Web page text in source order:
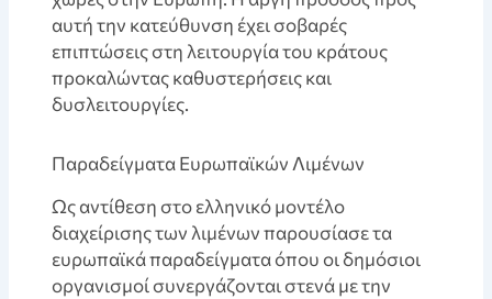
αυτή την κατεύθυνση έχει σοβαρές
επιπτώσεις στη λειτουργία του κράτους
προκαλώντας καθυστερήσεις και
δυσλειτουργίες.
Παραδείγματα Ευρωπαϊκών Λιμένων
Ως αντίθεση στο ελληνικό μοντέλο
διαχείρισης των λιμένων παρουσίασε τα
ευρωπαϊκά παραδείγματα όπου οι δημόσιοι
οργανισμοί συνεργάζονται στενά με την